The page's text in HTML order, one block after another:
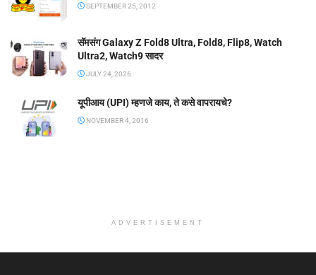
SEPTEMBER 25, 2012
सॅमसंग Galaxy Z Fold8 Ultra, Fold8, Flip8, Watch
Ultra2, Watch9 सादर
JULY 24, 2026
यूपीआय (UPI) म्हणजे काय, ते कसे वापरायचे?
NOVEMBER 4, 2016
ADVERTISEMENT